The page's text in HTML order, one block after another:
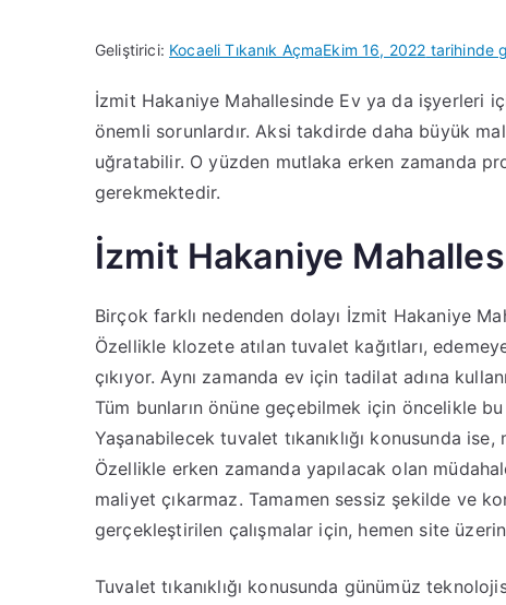
Geliştirici: Kocaeli Tıkanık AçmaEkim 16, 2022 tarihinde
İzmit Hakaniye Mahallesinde Ev ya da işyerleri
önemli sorunlardır. Aksi takdirde daha büyük
uğratabilir. O yüzden mutlaka erken zamanda
gerekmektedir.
İzmit Hakaniye
Birçok farklı nedenden dolayı İzmit Hakaniye
Özellikle klozete atılan tuvalet kağıtları,
çıkıyor. Aynı zamanda ev için tadilat adına
Tüm bunların önüne geçebilmek için öncelikle
Yaşanabilecek tuvalet tıkanıklığı konusunda
Özellikle erken zamanda yapılacak olan
maliyet çıkarmaz. Tamamen sessiz şekilde ve
gerçekleştirilen çalışmalar için, hemen site
Tuvalet tıkanıklığı konusunda günümüz